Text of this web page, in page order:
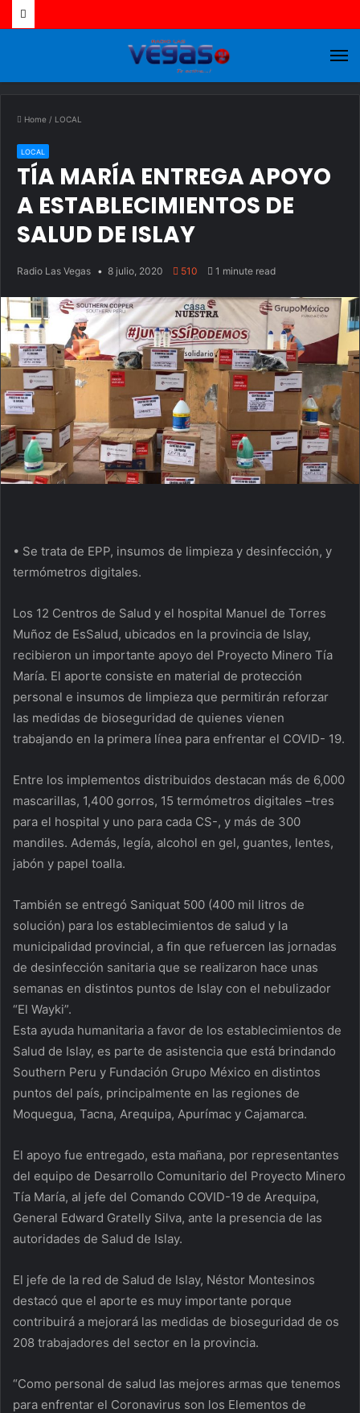
Home / LOCAL
LOCAL
TÍA MARÍA ENTREGA APOYO
A ESTABLECIMIENTOS DE
SALUD DE ISLAY
Radio Las Vegas 8 julio, 2020 510 1 minute read
• Se trata de EPP, insumos de limpieza y desinfección, y
termómetros digitales.
Los 12 Centros de Salud y el hospital Manuel de Torres
Muñoz de EsSalud, ubicados en la provincia de Islay,
recibieron un importante apoyo del Proyecto Minero Tía
María. El aporte consiste en material de protección
personal e insumos de limpieza que permitirán reforzar
las medidas de bioseguridad de quienes vienen
trabajando en la primera línea para enfrentar el COVID- 19.
Entre los implementos distribuidos destacan más de 6,000
mascarillas, 1,400 gorros, 15 termómetros digitales –tres
para el hospital y uno para cada CS-, y más de 300
mandiles. Además, legía, alcohol en gel, guantes, lentes,
jabón y papel toalla.
También se entregó Saniquat 500 (400 mil litros de
solución) para los establecimientos de salud y la
municipalidad provincial, a fin que refuercen las jornadas
de desinfección sanitaria que se realizaron hace unas
semanas en distintos puntos de Islay con el nebulizador
“El Wayki”.
Esta ayuda humanitaria a favor de los establecimientos de
Salud de Islay, es parte de asistencia que está brindando
Southern Peru y Fundación Grupo México en distintos
puntos del país, principalmente en las regiones de
Moquegua, Tacna, Arequipa, Apurímac y Cajamarca.
El apoyo fue entregado, esta mañana, por representantes
del equipo de Desarrollo Comunitario del Proyecto Minero
Tía María, al jefe del Comando COVID-19 de Arequipa,
General Edward Gratelly Silva, ante la presencia de las
autoridades de Salud de Islay.
El jefe de la red de Salud de Islay, Néstor Montesinos
destacó que el aporte es muy importante porque
contribuirá a mejorará las medidas de bioseguridad de os
208 trabajadores del sector en la provincia.
“Como personal de salud las mejores armas que tenemos
para enfrentar el Coronavirus son los Elementos de